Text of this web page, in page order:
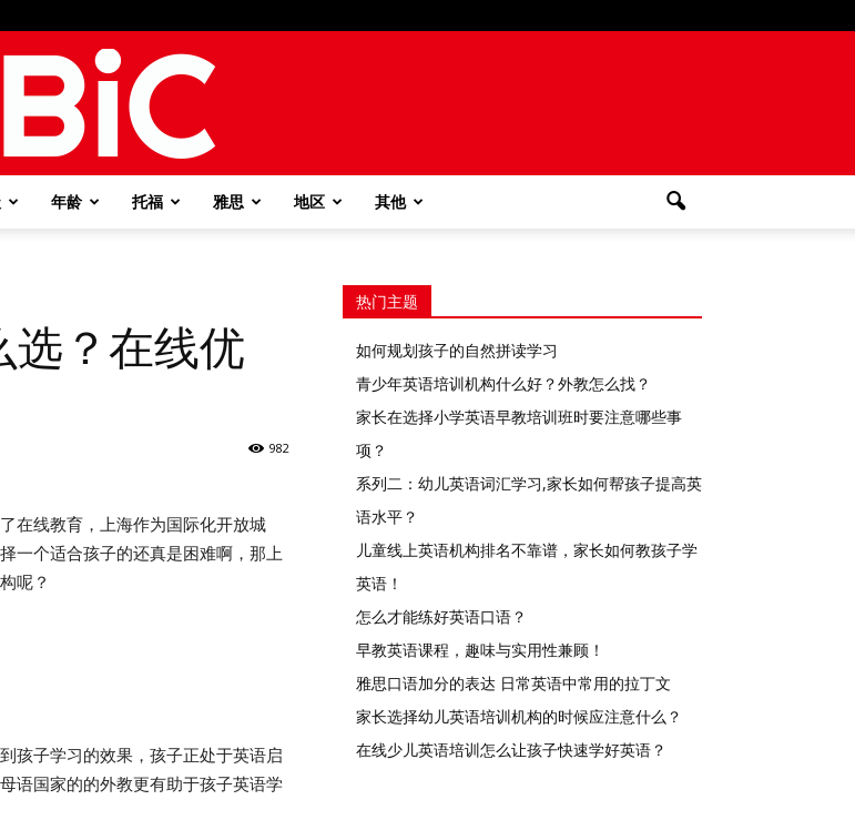
年龄 托福 雅思 地区 其他
选？在线优
982
在线教育，上海作为国际化开放城
一个适合孩子的还真是困难啊，那上
呢？
子学习的效果，孩子正处于英语启
语国家的的外教更有助于孩子英语学
热门主题
如何规划孩子的自然拼读学习
青少年英语培训机构什么好？外教怎么找？
家长在选择小学英语早教培训班时要注意哪些事
项？
系列二：幼儿英语词汇学习,家长如何帮孩子提高英
语水平？
儿童线上英语机构排名不靠谱，家长如何教孩子学
英语！
怎么才能练好英语口语？
早教英语课程，趣味与实用性兼顾！
雅思口语加分的表达 日常英语中常用的拉丁文
家长选择幼儿英语培训机构的时候应注意什么？
在线少儿英语培训怎么让孩子快速学好英语？